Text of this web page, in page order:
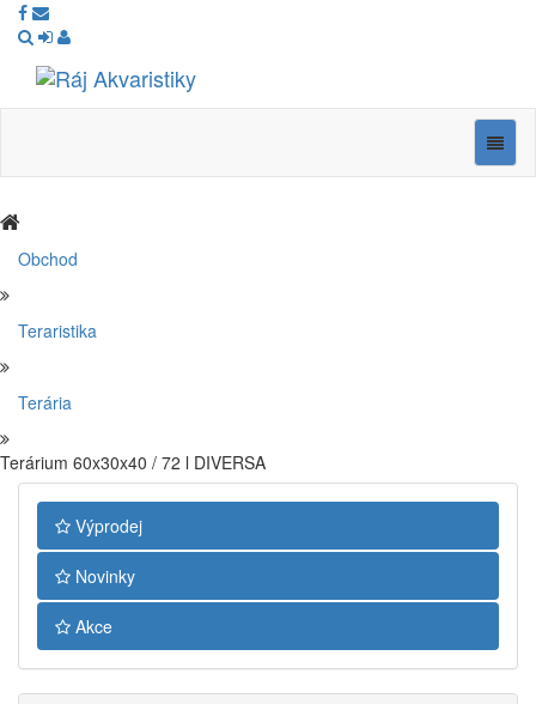
Ráj
Obchod
Teraristika
Terária
Terárium 60x30x40 / 72 l DIVERSA
Výprodej
Novinky
Akce